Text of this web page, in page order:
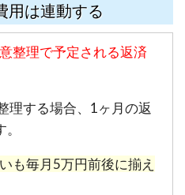
用は連動する
意整理で予定される返済
する場合、 1ヶ月の返
も毎月5万円前後に揃え